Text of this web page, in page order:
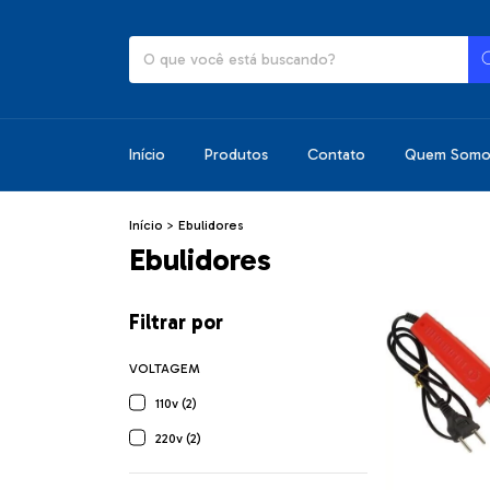
Início Produtos Contato Quem
Início > Ebulidores
Ebulidores
Filtrar por
VOLTAGEM
110v (2)
220v (2)